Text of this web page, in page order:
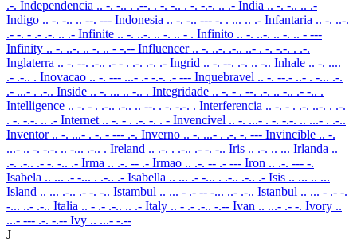
.-. Independencia .. -. -.. . .--. . -. -.. . -. -.-. .. .- India .. -. -.. .. .-
Indigo .. -. -.. .. --. --- Indonesia .. -. -.. --- -. . ... .. .- Infantaria .. -. ..-.
.- -. - .- .-. .. .- Infinite .. -. ..-. .. -. .. - . Infinito .. -. ..-. .. -. .. - ---
Infinity .. -. ..-. .. -. .. - -.-- Influencer .. -. ..-. .-.. ..- . -. -.-. . .-.
Inglaterra .. -. --. .-.. .- - . .-. .-. .- Ingrid .. -. --. .-. .. -.. Inhale .. -. ....
.- .-.. . Inovacao .. -. --- ...- .- -.-. .- --- Inquebravel .. -. --.- ..- . -... .-.
.- ...- . .-.. Inside .. -. ... .. -.. . Integridade .. -. - . --. .-. .. -.. .- -.. .
Intelligence .. -. - . .-.. .-.. .. --. . -. -.-. . Interferencia .. -. - . .-. ..-. . .-.
. -. -.-. .. .- Internet .. -. - . .-. -. . - Invencivel .. -. ...- . -. -.-. .. ...- . .-..
Inventor .. -. ...- . -. - --- .-. Inverno .. -. ...- . .-. -. --- Invincible .. -.
...- .. -. -.-. .. -... .-.. . Ireland .. .-. . .-.. .- -. -.. Iris .. .-. .. ... Irlanda ..
.-. .-.. .- -. -.. .- Irma .. .-. -- .- Irmao .. .-. -- .- --- Iron .. .-. --- -.
Isabela .. ... .- -... . .-.. .- Isabella .. ... .- -... . .-.. .-.. .- Isis .. ... .. ...
Island .. ... .-.. .- -. -.. Istambul .. ... - .- -- -... ..- .-.. Istanbul .. ... - .- -.
-... ..- .-.. Italia .. - .- .-.. .. .- Italy .. - .- .-.. -.-- Ivan .. ...- .- -. Ivory ..
...- --- .-. -.-- Ivy .. ...- -.--
J